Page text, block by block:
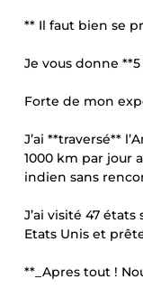
** Il faut bien se
Je vous donne
Forte de mon
J’ai **traversé**
1000 km par jour
indien sans
J’ai visité 47
Etats Unis et
**_Apres tout !